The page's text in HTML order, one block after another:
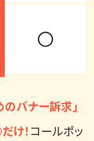
バナー訴求」
け！コールポッ